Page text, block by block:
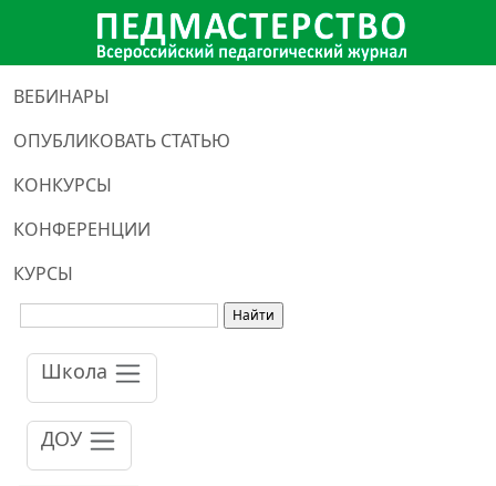
ВЕБИНАРЫ
ОПУБЛИКОВАТЬ СТАТЬЮ
КОНКУРСЫ
КОНФЕРЕНЦИИ
КУРСЫ
Школа
ДОУ